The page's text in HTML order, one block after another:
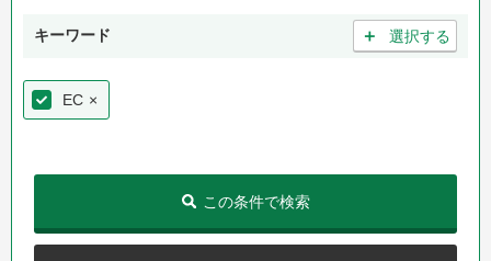
キーワード ＋ 選択する
EC ×
この条件で検索